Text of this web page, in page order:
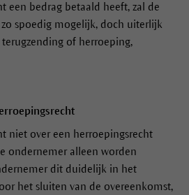
een bedrag betaald heeft, zal de
spoedig mogelijk, doch uiterlijk
of herroeping,
niet over een herroepingsrecht
ondernemer alleen worden
dit duidelijk in het
het sluiten van de overeenkomst,